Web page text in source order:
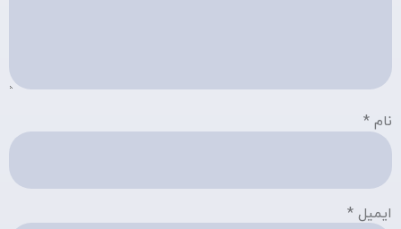
نام *
ایمیل *